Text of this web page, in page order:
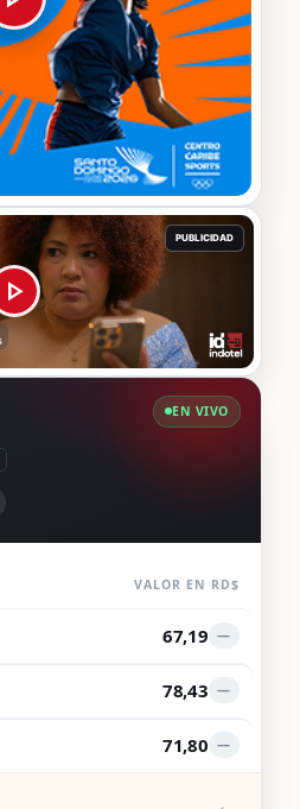
EN VIVO
VALOR EN RD$
67,19 —
78,43 —
71,80 —